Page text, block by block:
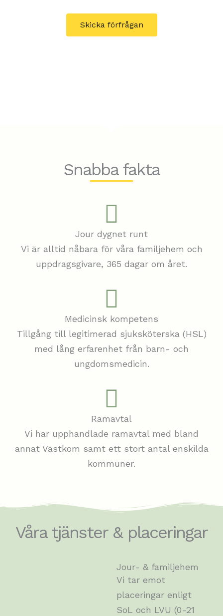
Skicka förfrågan
Snabba fakta
Jour dygnet runt
Vi är alltid nåbara för våra familjehem och
uppdragsgivare, 365 dagar om året.
Medicinsk kompetens
Tillgång till legitimerad sjuksköterska (HSL)
med lång erfarenhet från barn- och
ungdomsmedicin.
Ramavtal
Vi har upphandlade ramavtal med bland
annat Västkom samt ett stort antal enskilda
kommuner.
Våra tjänster & placeringar
Jour- & familjehem
Vi tar emot
placeringar enligt
SoL och LVU (0-21